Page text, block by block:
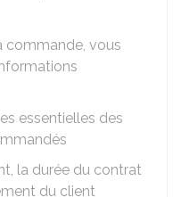
commande, vous
essentielles des
la durée du contrat
du client